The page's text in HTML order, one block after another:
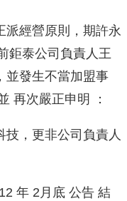
派經營原則，期許永
鉅泰公司負責人王
並發生不當加盟事
再次嚴正申明 ：
，更非公司負責人
年 2月底 公告 結